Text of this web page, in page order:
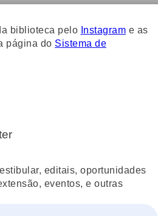
biblioteca pelo Instagram e as
página do Sistema de
editais, oportunidades
eventos, e outras